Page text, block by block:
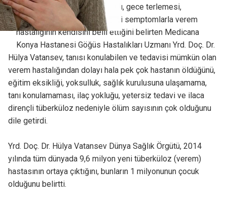
Uzun süren öksürük, kilo kaybı, gece terlemesi,
iştahsızlık ve kan tükürme gibi semptomlarla verem
hastalığının kendisini belli ettiğini belirten Medicana
Konya Hastanesi Göğüs Hastalıkları Uzmanı Yrd. Doç. Dr.
Hülya Vatansev, tanısı konulabilen ve tedavisi mümkün olan
verem hastalığından dolayı hala pek çok hastanın öldüğünü,
eğitim eksikliği, yoksulluk, sağlık kurulusuna ulaşamama,
tanı konulamaması, ilaç yokluğu, yetersiz tedavi ve ilaca
dirençli tüberküloz nedeniyle ölüm sayısının çok olduğunu
dile getirdi.
Yrd. Doç. Dr. Hülya Vatansev Dünya Sağlık Örgütü, 2014
yılında tüm dünyada 9,6 milyon yeni tüberküloz (verem)
hastasının ortaya çıktığını, bunların 1 milyonunun çocuk
olduğunu belirtti.